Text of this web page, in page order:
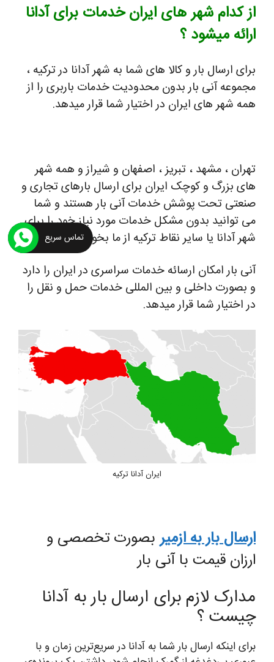
از کدام شهر های ایران خدمات برای آدانا
ارائه میشود ؟
برای ارسال بار و کالا های شما به شهر آدانا در ترکیه ،
مجموعه آنی بار بدون محدودیت خدمات باربری را از
همه شهر های ایران در اختیار شما قرار میدهد.
تهران ، مشهد ، تبریز ، اصفهان و شیراز و همه شهر
های بزرگ و کوچک ایران برای ارسال بارهای تجاری و
صنعتی تحت پوشش خدمات آنی بار هستند و شما
می توانید بدون مشکل خدمات مورد نیاز خود را برای
شهر آدانا یا سایر نقاط ترکیه از ما بخواهید.
آنی بار امکان ارسائه خدمات سراسری در ایران را دارد
و بصورت داخلی و بین المللی خدمات حمل و نقل را
در اختیار شما قرار میدهد.
ایران آدانا ترکیه
ارسال بار به ازمیربصورت تخصصی و
ارزان قیمت با آنی بار
مدارک لازم برای ارسال بار به آدانا
چیست ؟
برای اینکه ارسال بار شما به آدانا در سریع‌ترین زمان و با
تماس سریع